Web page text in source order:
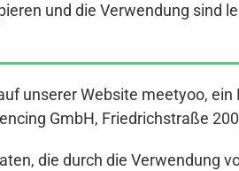
und die Verwendung sind
unserer Website meetyoo,
GmbH, Friedrichstraße
die durch die Verwendung